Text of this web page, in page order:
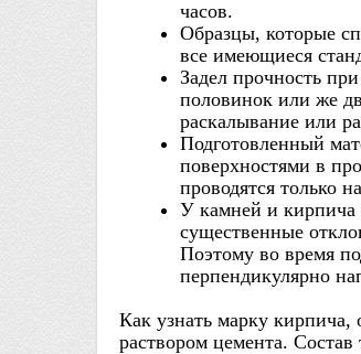
часов.
Образцы, которые
все имеющиеся
Задел прочность
половинок или же
раскалывание или
Подготовленный
поверхностями в
проводятся только
У камней и кирпича
существенные
Поэтому во время
перпендикулярно
Как узнать марку кирпича,
раствором цемента.